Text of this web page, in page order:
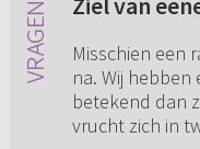
Misschien een
na. Wij hebben
betekend dan
vrucht zich in